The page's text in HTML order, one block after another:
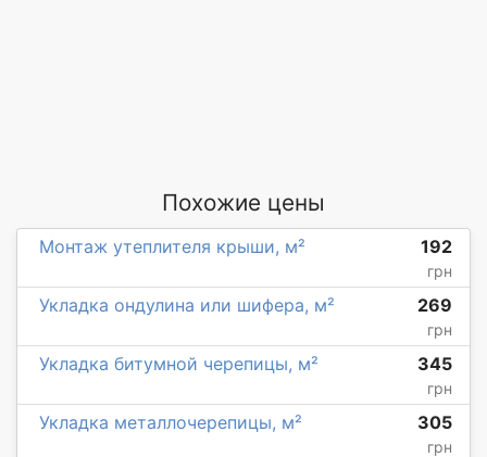
Похожие цены
Монтаж утеплителя крыши, м² 192
грн
Укладка ондулина или шифера, м² 269
грн
Укладка битумной черепицы, м² 345
грн
Укладка металлочерепицы, м² 305
грн